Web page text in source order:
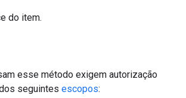
do item.
esse método exigem autorização
seguintes escopos: